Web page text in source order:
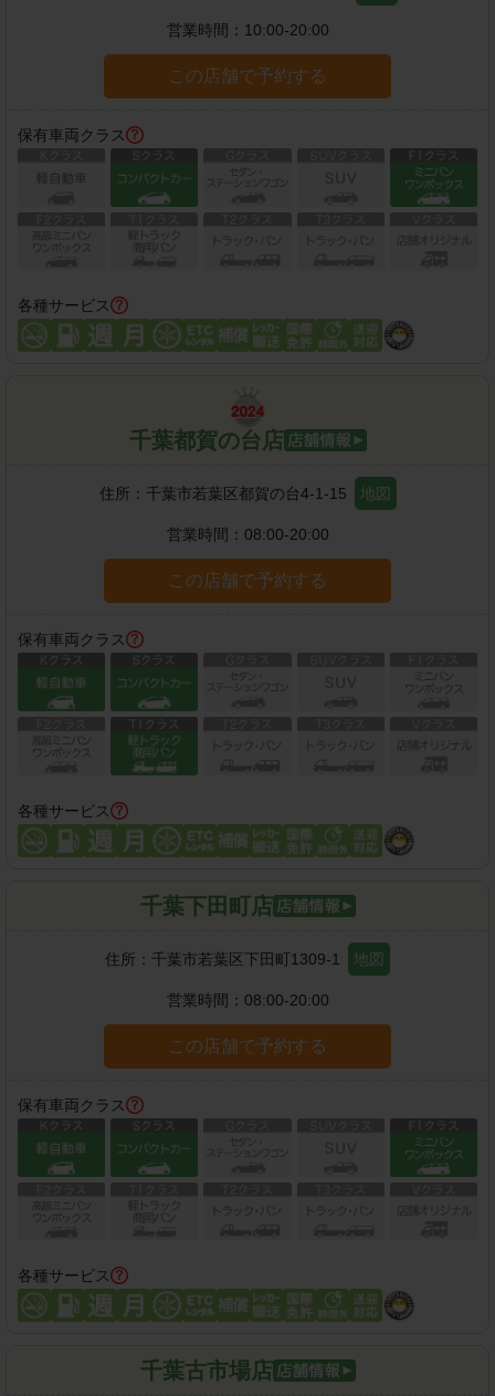
営業時間： 10:00-20:00
この店舗で予約する
保有車両クラス
各種サービス
千葉都賀の台店
住所： 千葉市若葉区都賀の台4-1-15 地図
営業時間： 08:00-20:00
この店舗で予約する
保有車両クラス
各種サービス
千葉下田町店
住所： 千葉市若葉区下田町1309-1 地図
営業時間： 08:00-20:00
この店舗で予約する
保有車両クラス
各種サービス
千葉古市場店